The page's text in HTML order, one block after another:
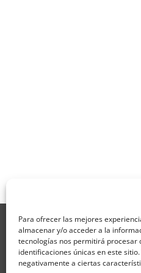
Para ofrecer las mejores
almacenar y/o acceder a la
tecnologías nos permitirá procesar
identificaciones únicas en este
negativamente a ciertas
Aviso Legal
Formulario
Formulario
Encuesta